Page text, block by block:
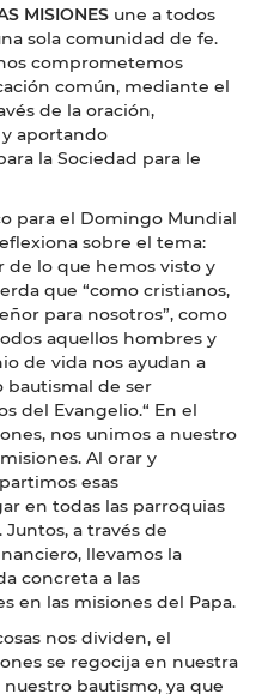
MISIONES une a todos
sola comunidad de fe.
comprometemos
común, mediante el
de la oración,
aportando
la Sociedad para le
para el Domingo Mundial
sobre el tema:
de lo que hemos visto y
que “como cristianos,
para nosotros”, como
aquellos hombres y
de vida nos ayudan a
bautismal de ser
del Evangelio.“ En el
nos unimos a nuestro
Al orar y
esas
en todas las parroquias
a través de
llevamos la
concreta a las
en las misiones del Papa.
nos dividen, el
se regocija en nuestra
bautismo, ya que